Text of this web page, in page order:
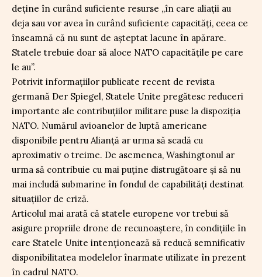
deține în curând suficiente resurse „în care aliaţii au
deja sau vor avea în curând suficiente capacităţi, ceea ce
înseamnă că nu sunt de aşteptat lacune în apărare.
Statele trebuie doar să aloce NATO capacităţile pe care
le au”.
Potrivit informațiilor publicate recent de revista
germană Der Spiegel, Statele Unite pregătesc reduceri
importante ale contribuțiilor militare puse la dispoziția
NATO. Numărul avioanelor de luptă americane
disponibile pentru Alianță ar urma să scadă cu
aproximativ o treime. De asemenea, Washingtonul ar
urma să contribuie cu mai puține distrugătoare și să nu
mai includă submarine în fondul de capabilități destinat
situațiilor de criză.
Articolul mai arată că statele europene vor trebui să
asigure propriile drone de recunoaștere, în condițiile în
care Statele Unite intenționează să reducă semnificativ
disponibilitatea modelelor înarmate utilizate în prezent
în cadrul NATO.